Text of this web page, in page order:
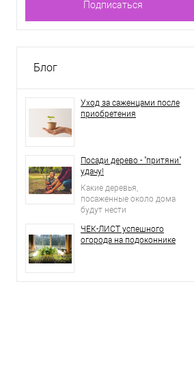
Блог
Уход за саженцами после
приобретения
Посади дерево - "притяни"
удачу!
Какие деревья,
посаженные около дома
будут нести
энергетику, а какие станут
притягивать негативные
ЧЕК-ЛИСТ успешного
огорода на подоконнике